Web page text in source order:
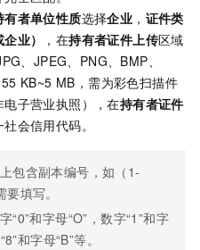
有者单位性质选择企业 ， 证件类
业） ，在持有者证件上传区域
、JPEG、PNG、BMP、
KB~5 MB，需为彩色扫描件
子营业执照），在持有者证件
会信用代码。
包含副本编号，如（1-
填写。
“0”和字母“O”，数字“1”和字
和字母“B”等。